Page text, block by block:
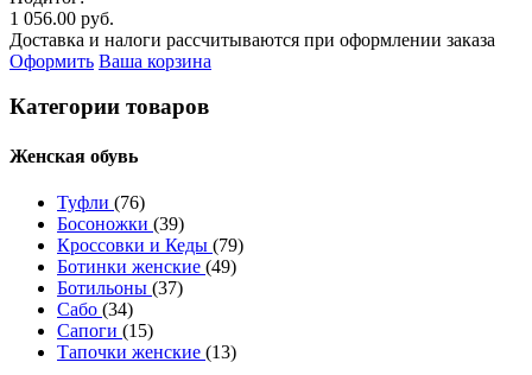
1 056.00 руб.
Доставка и налоги рассчитываются при оформлении заказа
Оформить Ваша корзина
Категории товаров
Женcкая обувь
Туфли (76)
Босоножки (39)
Кроссовки и Кеды (79)
Ботинки женские (49)
Ботильоны (37)
Сабо (34)
Сапоги (15)
Тапочки женские (13)